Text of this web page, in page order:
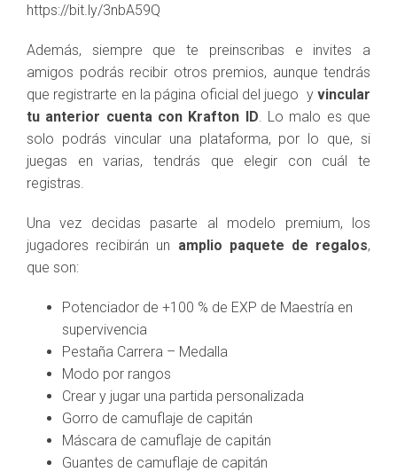
https://bit.ly/3nbA59Q
Además, siempre que te preinscribas e invites a
amigos podrás recibir otros premios, aunque tendrás
que registrarte en la página oficial del juego y vincular
tu anterior cuenta con Krafton ID . Lo malo es que
solo podrás vincular una plataforma, por lo que, si
juegas en varias, tendrás que elegir con cuál te
registras.
Una vez decidas pasarte al modelo premium, los
jugadores recibirán un amplio paquete de regalos,
que son:
Potenciador de +100 % de EXP de Maestría en
supervivencia
Pestaña Carrera – Medalla
Modo por rangos
Crear y jugar una partida personalizada
Gorro de camuflaje de capitán
Máscara de camuflaje de capitán
Guantes de camuflaje de capitán